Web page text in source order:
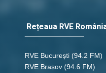
Rețeaua RVE
RVE București (94.2 FM)
RVE Brașov (94.6 FM)